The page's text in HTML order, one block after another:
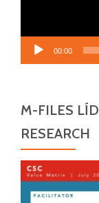
00:00
M-FILES
RESEARCH